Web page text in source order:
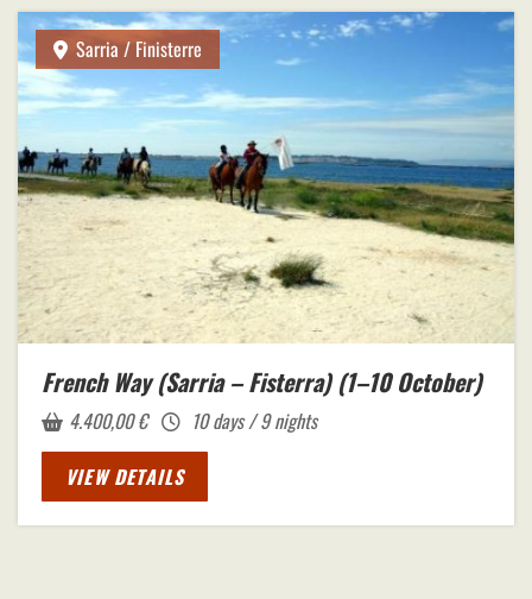
Sarria / Finisterre
French Way (Sarria – Fisterra) (1–10 October)
4.400,00€
10 days / 9 nights
VIEW DETAILS